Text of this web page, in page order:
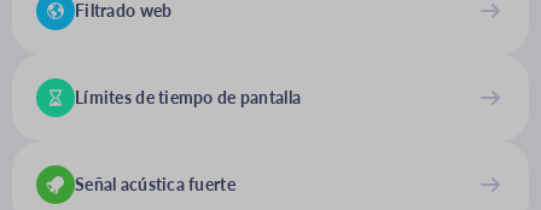
Filtrado web
Límites de tiempo de pantalla
Señal acústica fuerte